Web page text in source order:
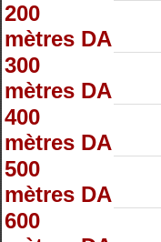
200
mètres DA
300
mètres DA
400
mètres DA
500
mètres DA
600